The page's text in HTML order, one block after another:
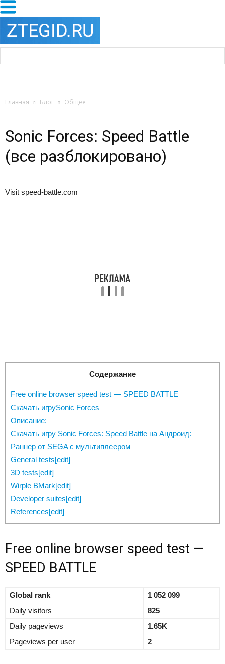
Главная Блог Общее
Sonic Forces: Speed Battle
(все разблокировано)
Visit speed-battle.com
Содержание
Free online browser speed test — SPEED BATTLE
Скачать игруSonic Forces
Описание:
Скачать игру Sonic Forces: Speed Battle на Андроид:
Раннер от SEGA с мультиплеером
General tests[edit]
3D tests[edit]
Wirple BMark[edit]
Developer suites[edit]
References[edit]
Free online browser speed test —
SPEED BATTLE
Global rank
1 052 099
Daily visitors
825
Daily pageviews
1.65K
Pageviews per user
2